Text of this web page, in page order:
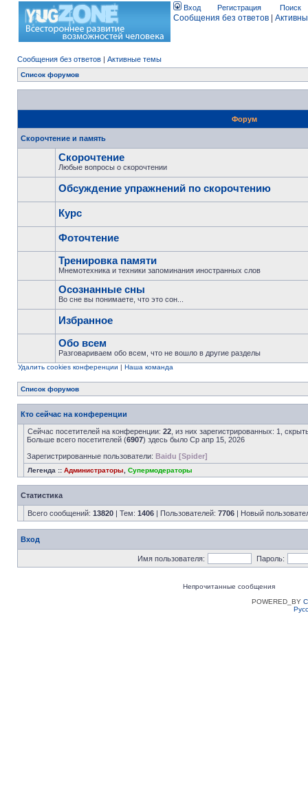
Вход Регистрация Поиск
Сообщения без ответов
Сообщения без ответов | Активные темы
Список форумов
Форум
Скорочтение и память
Скорочтение
Любые вопросы о скорочтении
Обсуждение упражнений по скорочтению
Курс
Фоточтение
Тренировка памяти
Мнемотехника и техники запоминания иностранных слов
Осознанные сны
Во сне вы понимаете, что это сон...
Избранное
Обо всем
Разговариваем обо всем, что не вошло в другие разделы
Удалить cookies конференции | Наша команда
Список форумов
Кто сейчас на конференции
Сейчас посетителей на конференции: 22 , из них зарегистрированных: 1,
Больше всего посетителей (6907) здесь было Ср апр 15, 2026
Зарегистрированные пользователи: Baidu [Spider]
Легенда :: Администраторы Супермодераторы
Статистика
Всего сообщений: 13820 | Тем: 1406 | Пользователей: 7706 | Новый
Вход
Имя пользователя: Пароль:
Непрочитанные сообщения
POWERED_BY